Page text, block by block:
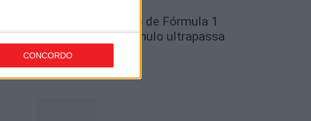
CONCORDO
Tondela: Exposição de Fórmula 1
no Museu do Caramulo ultrapassa
os...
6 de Agosto, 2026